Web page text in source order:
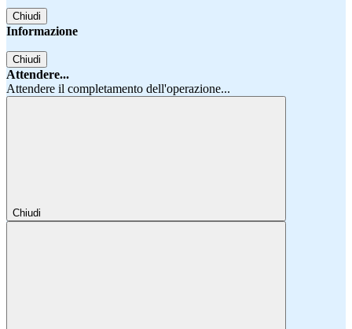
Chiudi
Informazione
Chiudi
Attendere...
Attendere il completamento dell'operazione...
Chiudi